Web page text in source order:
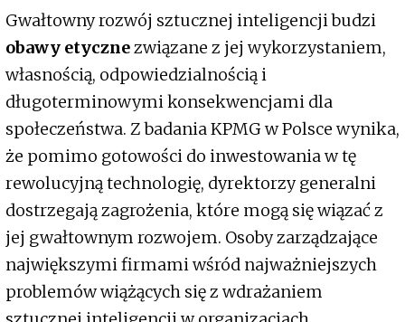
Gwałtowny rozwój sztucznej inteligencji budzi
obawy etycznezwiązane z jej wykorzystaniem,
własnością, odpowiedzialnością i
długoterminowymi konsekwencjami dla
społeczeństwa. Z badania KPMG w Polsce wynika,
że pomimo gotowości do inwestowania w tę
rewolucyjną technologię, dyrektorzy generalni
dostrzegają zagrożenia, które mogą się wiązać z
jej gwałtownym rozwojem. Osoby zarządzające
największymi firmami wśród najważniejszych
problemów wiążących się z wdrażaniem